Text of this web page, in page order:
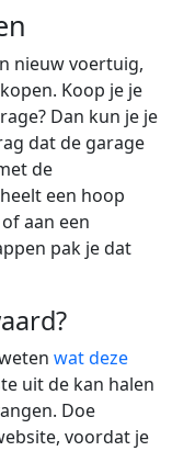
nieuw voertuig,
Koop je je
Dan kun je je
dat de garage
de
een hoop
aan een
pak je dat
wat deze
uit de kan halen
Doe
voordat je